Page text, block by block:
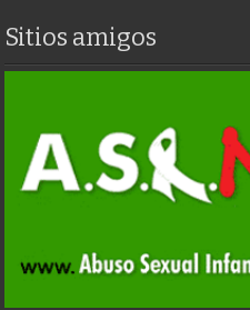
Sitios amigos